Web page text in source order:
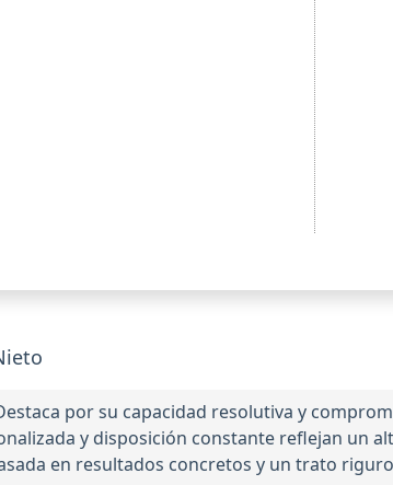
por su capacidad resolutiva y
y disposición constante reflejan un
en resultados concretos y un trato